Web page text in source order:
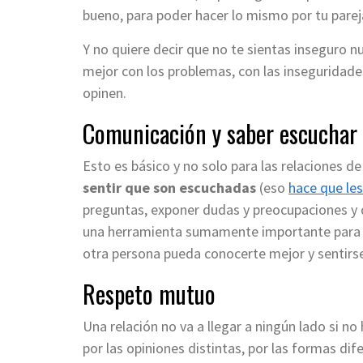
bueno, para poder hacer lo mismo por tu
Y no quiere decir que no te sientas inseguro
mejor con los problemas, con las
opinen.
Comunicación y saber escuchar
Esto es básico y no solo para las relaciones
sentir que son escuchadas (eso hace que
preguntas, exponer dudas y preocupaciones
una herramienta sumamente importante
otra persona pueda conocerte mejor y
Respeto mutuo
Una relación no va a llegar a ningún lado si no
por las opiniones distintas, por las formas